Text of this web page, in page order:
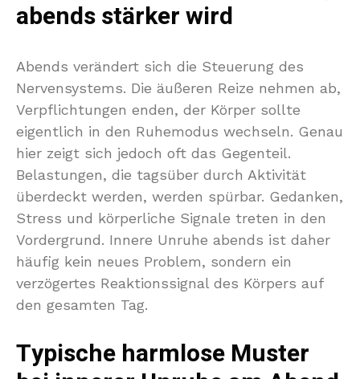
abends stärker wird
Abends verändert sich die Steuerung des
Nervensystems. Die äußeren Reize nehmen ab,
Verpflichtungen enden, der Körper sollte
eigentlich in den Ruhemodus wechseln. Genau
hier zeigt sich jedoch oft das Gegenteil.
Belastungen, die tagsüber durch Aktivität
überdeckt werden, werden spürbar. Gedanken,
Stress und körperliche Signale treten in den
Vordergrund. Innere Unruhe abends ist daher
häufig kein neues Problem, sondern ein
verzögertes Reaktionssignal des Körpers auf
den gesamten Tag.
Typische harmlose Muster